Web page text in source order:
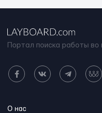
Портал поиска работы во
О нас